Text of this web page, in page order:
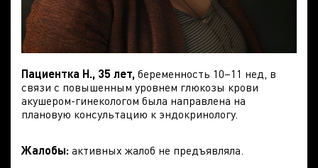
Пациентка Н., 35 лет, беременность 10–11 нед, в
связи с повышенным уровнем глюкозы крови
акушером-гинекологом была направлена на
плановую консультацию к эндокринологу.
Жалобы: активных жалоб не предъявляла.